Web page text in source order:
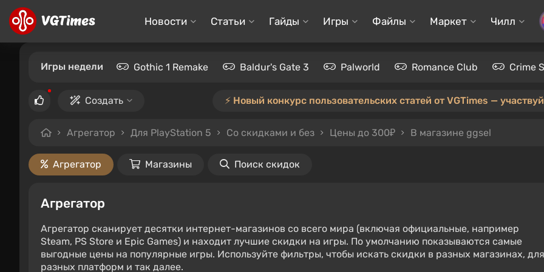
Новости Статьи Гайды Игры Файлы Маркет Чилл
Игры недели Gothic 1 Remake Baldur's Gate 3 Palworld Romance Club Crime
Создать ⚡️ Новый конкурс пользовательских статей от VGTimes —
Агрегатор Для PlayStation 5 Со скидками и без Цены до 300₽ В магазине ggsel
Агрегатор Магазины Поиск скидок
Агрегатор
Агрегатор сканирует десятки интернет-магазинов со всего мира (включая официальные, например
Steam, PS Store и Epic Games) и находит лучшие скидки на игры. По умолчанию показываются самые
выгодные цены на популярные игры. Используйте фильтры, чтобы искать скидки в разных магазинах, для
разных платформ и так далее.